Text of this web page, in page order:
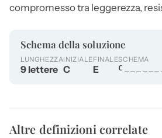
compromesso tra leggerezza,
Schema della soluzione
LUNGHEZZA
9 lettere
INIZIALE
C
FINALE
E
SCHEMA
Altre definizioni correlate